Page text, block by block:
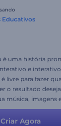
Educativos
uma história
e
livre para fazer
o resultado
música, imagens
Criar Agora